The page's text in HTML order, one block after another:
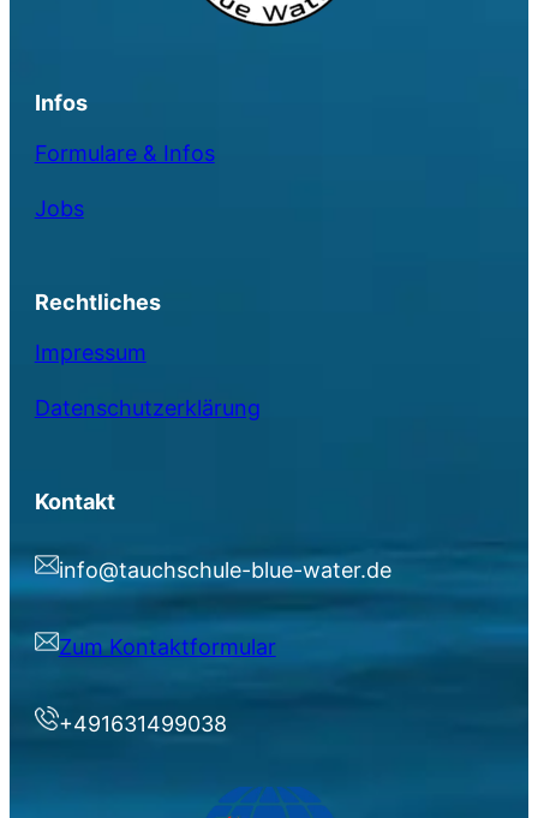
Infos
Formulare & Infos
Jobs
Rechtliches
Impressum
Datenschutzerklärung
Kontakt
info@tauchschule-blue-water.de
Zum Kontaktformular
+491631499038